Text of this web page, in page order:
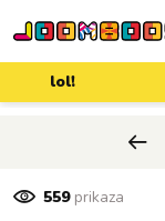
lol!
559prikaza